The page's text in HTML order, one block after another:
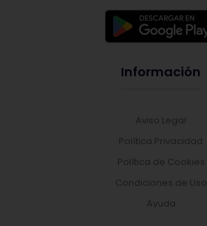
Información
Aviso Legal
Política Privacidad
Política de Cookies
Condiciones de Uso
Ayuda